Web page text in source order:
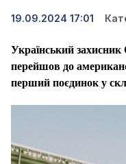
19.09.2024 17:01
Український
перейшов до
перший поєдинок у